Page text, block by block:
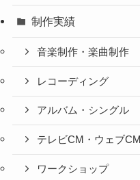
制作実績
音楽制作・楽曲制作
レコーディング
アルバム・シングル
テレビCM・ウェブCM
ワークショップ